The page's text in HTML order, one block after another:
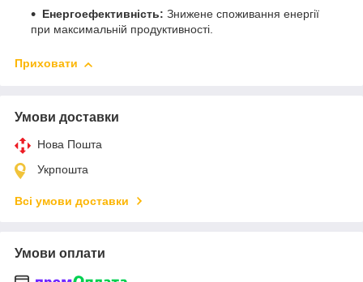
Енергоефективність: Знижене споживання енергії
при максимальній продуктивності.
Приховати
Умови доставки
Нова Пошта
Укрпошта
Всі умови доставки
Умови оплати